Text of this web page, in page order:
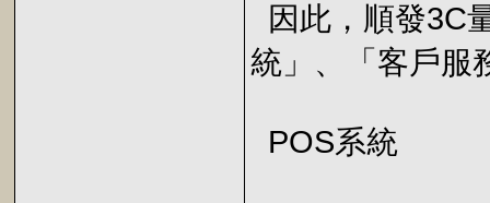
因此，順發3C
統」、「客戶服
POS系統